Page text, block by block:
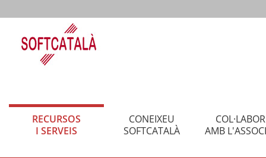
RECURSOS
I SERVEIS
CONEIXEU
SOFTCATALÀ
AMB